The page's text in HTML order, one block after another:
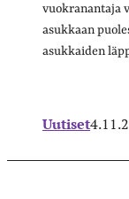
vuokranantaja
asukkaan
asukkaiden
Uutiset